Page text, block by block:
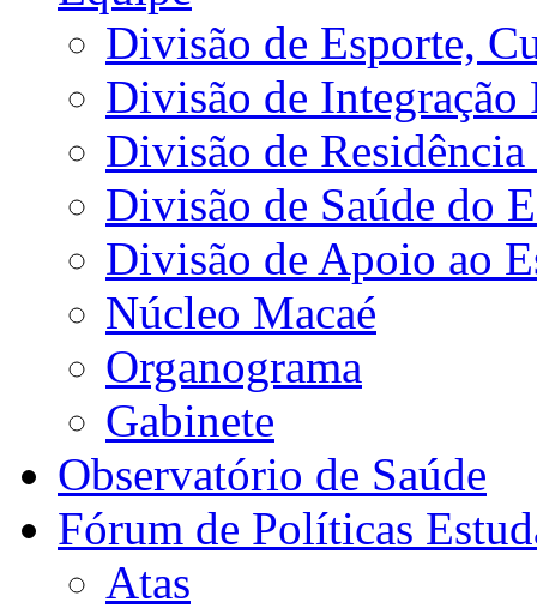
Divisão de Esporte,
Divisão de Integração
Divisão de
Divisão de Saúde do
Divisão de Apoio ao
Núcleo Macaé
Organograma
Gabinete
Observatório de Saúde
Fórum de Políticas
Atas